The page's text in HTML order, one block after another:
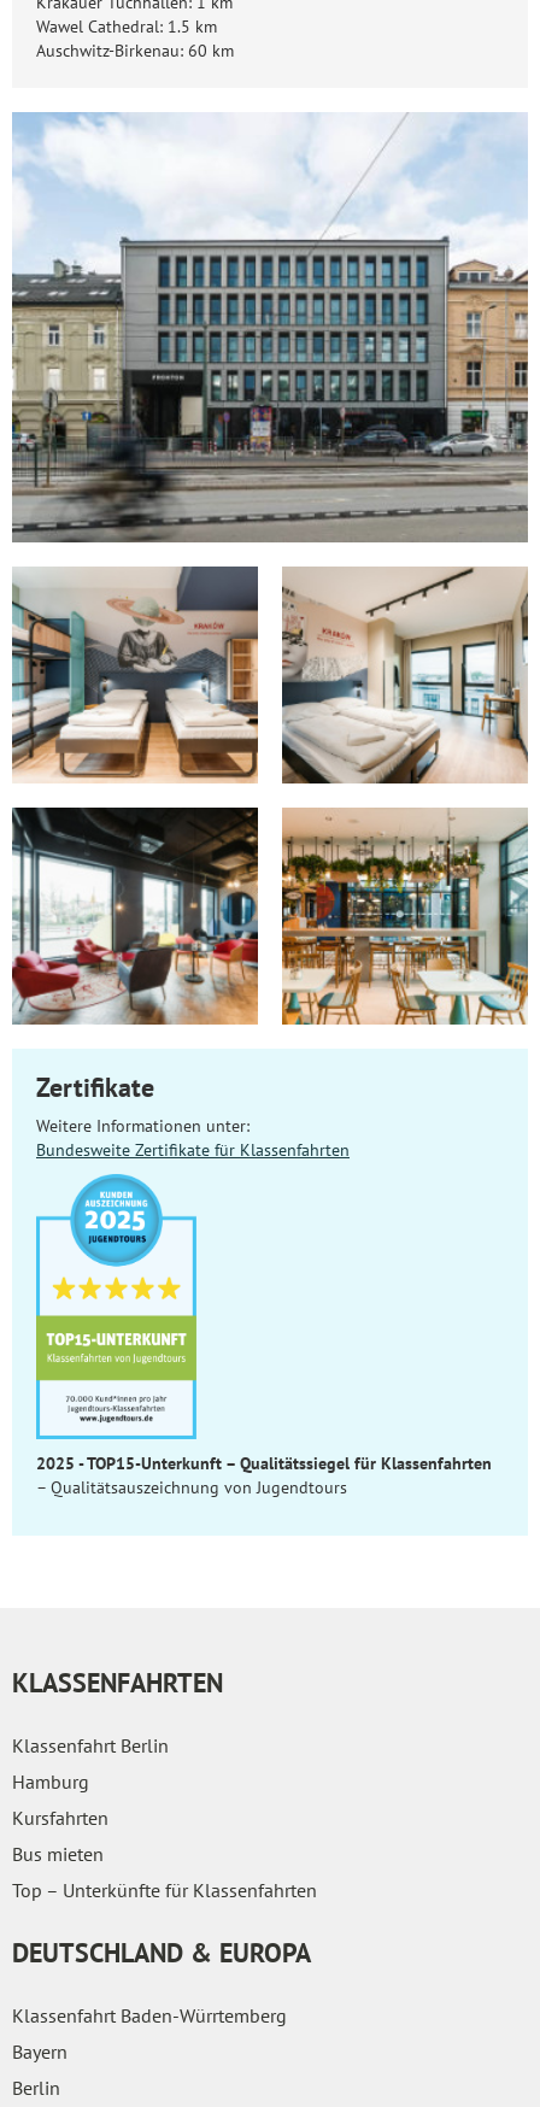
Wawel Cathedral: 1.5 km
Auschwitz-Birkenau: 60 km
Zertifikate
Weitere Informationen unter:
Bundesweite Zertifikate für Klassenfahrten
2025 - TOP15-Unterkunft – Qualitätssiegel für Klassenfahrten
– Qualitätsauszeichnung von Jugendtours
KLASSENFAHRTEN
Klassenfahrt Berlin
Hamburg
Kursfahrten
Bus mieten
Top – Unterkünfte für Klassenfahrten
DEUTSCHLAND & EUROPA
Klassenfahrt Baden-Würrtemberg
Bayern
Berlin